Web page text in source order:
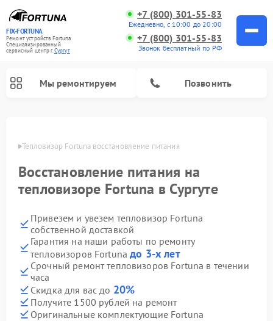
FIX-FORTUNA
Ремонт устройств Fortuna
Специализированный
cервисный центр г.Сургут
+7 (800) 301-55-83
Ежедневно, с 10:00 до 20:00
+7 (800) 301-55-83
Звонок бесплатный по РФ
Мы ремонтируем Позвонить
Тепловизор Fortuna восстановление питания
Восстановление питания на
тепловизоре Fortuna в Сургуте
Привезем и увезем тепловизор Fortuna
собственной доставкой
Гарантия на наши работы по ремонту
тепловизоров Fortunaдо 3-х лет
Срочный ремонт тепловизоров Fortuna в течении
часа
Скидка для вас до 20%
Получите 1500 рублей на ремонт
Оригинальные комплектующие Fortuna